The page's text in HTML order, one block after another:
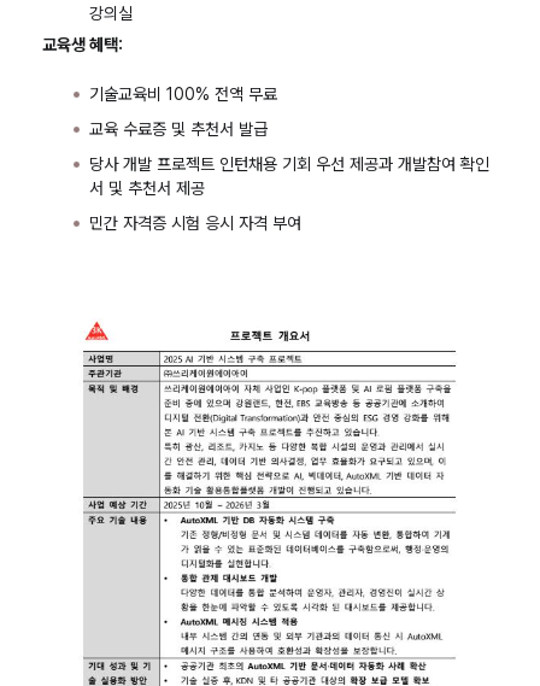
강의실
교육생 혜택:
기술교육비 100% 전액 무료
교육 수료증 및 추천서 발급
당사 개발 프로젝트 인턴채용 기회 우선 제공과 개발참여 확인
서 및 추천서 제공
민간 자격증 시험 응시 자격 부여